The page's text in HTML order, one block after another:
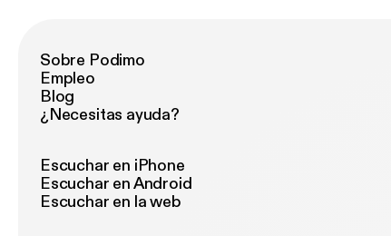
Sobre Podimo
Empleo
Blog
¿Necesitas ayuda?
Escuchar en iPhone
Escuchar en Android
Escuchar en la web